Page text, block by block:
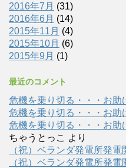
2016年7月 (31)
2016年6月 (14)
2015年11月 (4)
2015年10月 (6)
2015年9月 (1)
最近のコメント
危機を乗り切る・・・お助
危機を乗り切る・・・お助
危機を乗り切る・・・お助
ちゃうとっこ より
（祝）ベランダ発電所発電
（祝）ベランダ発電所発電